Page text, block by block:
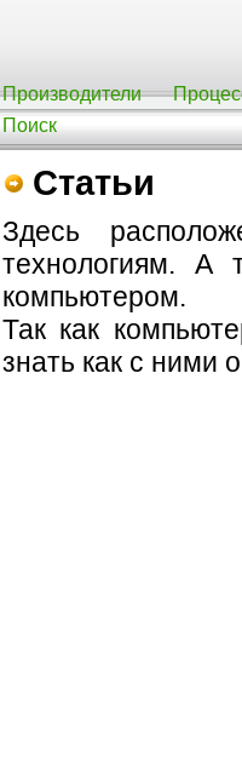
Производители
Поиск
Статьи
Здесь
технологиям. А
компьютером.
Так как
знать как с ними